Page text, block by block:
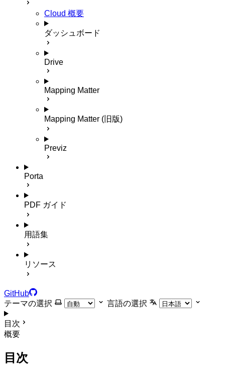
Cloud 概要
ダッシュボード
Drive
Mapping Matter
Mapping Matter (旧版)
Previz
Porta
PDF ガイド
用語集
リソース
GitHub
テーマの選択
言語の選択
目次
概要
目次